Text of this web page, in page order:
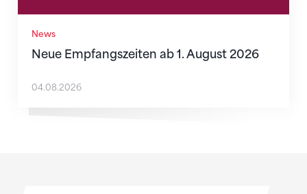
News
Neue Empfangszeiten ab 1. August 2026
04.08.2026